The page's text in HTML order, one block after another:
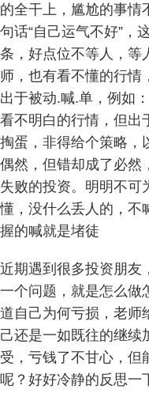
的全干上，尴尬的事情
句话“自己运气不好”，
条，好点位不等人，等
师，也有看不懂的行情
出于被动.喊.单，例如
看不明白的行情，但出
掏蛋，非得给个策略，
偶然，但错却成了必然
失败的投资。明明不可
懂，没什么丢人的，不
握的喊就是堵徒
近期遇到很多投资朋友
一个问题，就是怎么做
道自己为何亏损，老师
己还是一如既往的继续
受，亏钱了不甘心，但
呢？好好冷静的反思一